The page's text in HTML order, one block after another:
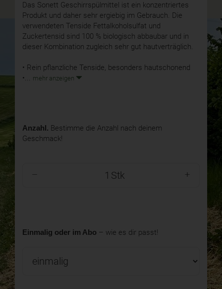
Das Sonett Geschirrspülmittel ist ein konzentriertes
Produkt und daher sehr ergiebig im Gebrauch. Die
verwendeten Tenside Fettalkoholsulfat und
Zuckertensid sind 100 % biologisch abbaubar und in
dieser Kombination zugleich sehr gut hautverträglich.
• Rein pflanzliche Tenside, besonders hautschonend
•...
mehr anzeigen
Anzahl. Bestimme die Anzahl nach deinem
Geschmack!
Stk
Einmalig oder im Abo – wie es dir passt!